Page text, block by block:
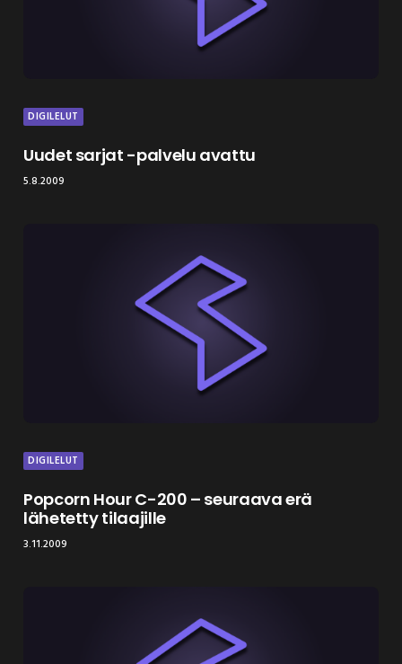
DIGILELUT
Uudet sarjat -palvelu avattu
5.8.2009
DIGILELUT
Popcorn Hour C-200 – seuraava erä
lähetetty tilaajille
3.11.2009